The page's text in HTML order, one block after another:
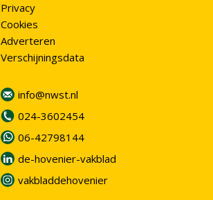
Privacy
Cookies
Adverteren
Verschijningsdata
info@nwst.nl
024-3602454
06-42798144
de-hovenier-vakblad
vakbladdehovenier